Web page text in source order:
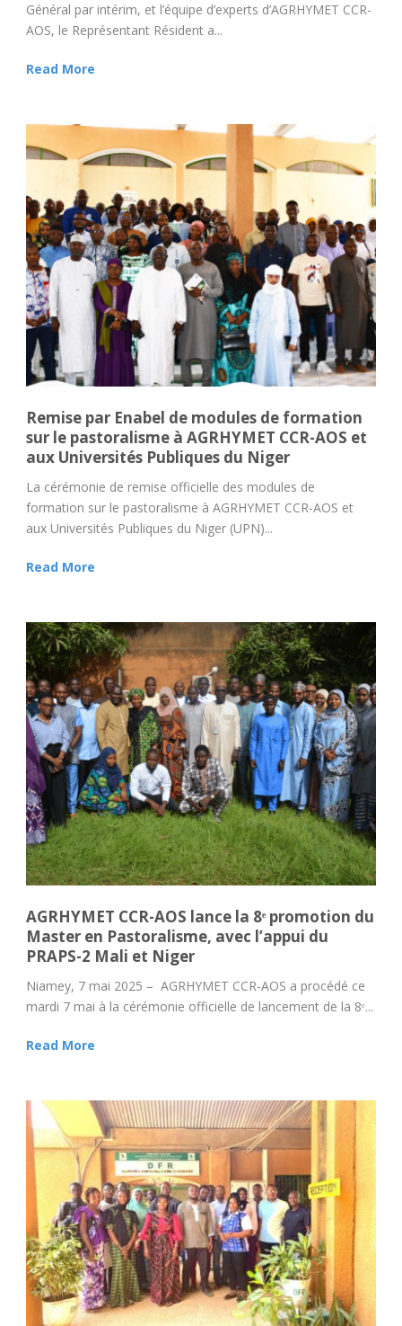
Général par intérim, et l’équipe d’experts d’AGRHYMET CCR-
AOS, le Représentant Résident a...
Read More
Remise par Enabel de modules de formation
sur le pastoralisme à AGRHYMET CCR-AOS et
aux Universités Publiques du Niger
La cérémonie de remise officielle des modules de
formation sur le pastoralisme à AGRHYMET CCR-AOS et
aux Universités Publiques du Niger (UPN)...
Read More
AGRHYMET CCR-AOS lance la 8ᵉ promotion du
Master en Pastoralisme, avec l’appui du
PRAPS-2 Mali et Niger
Niamey, 7 mai 2025 – AGRHYMET CCR-AOS a procédé ce
mardi 7 mai à la cérémonie officielle de lancement de la 8ᵉ...
Read More